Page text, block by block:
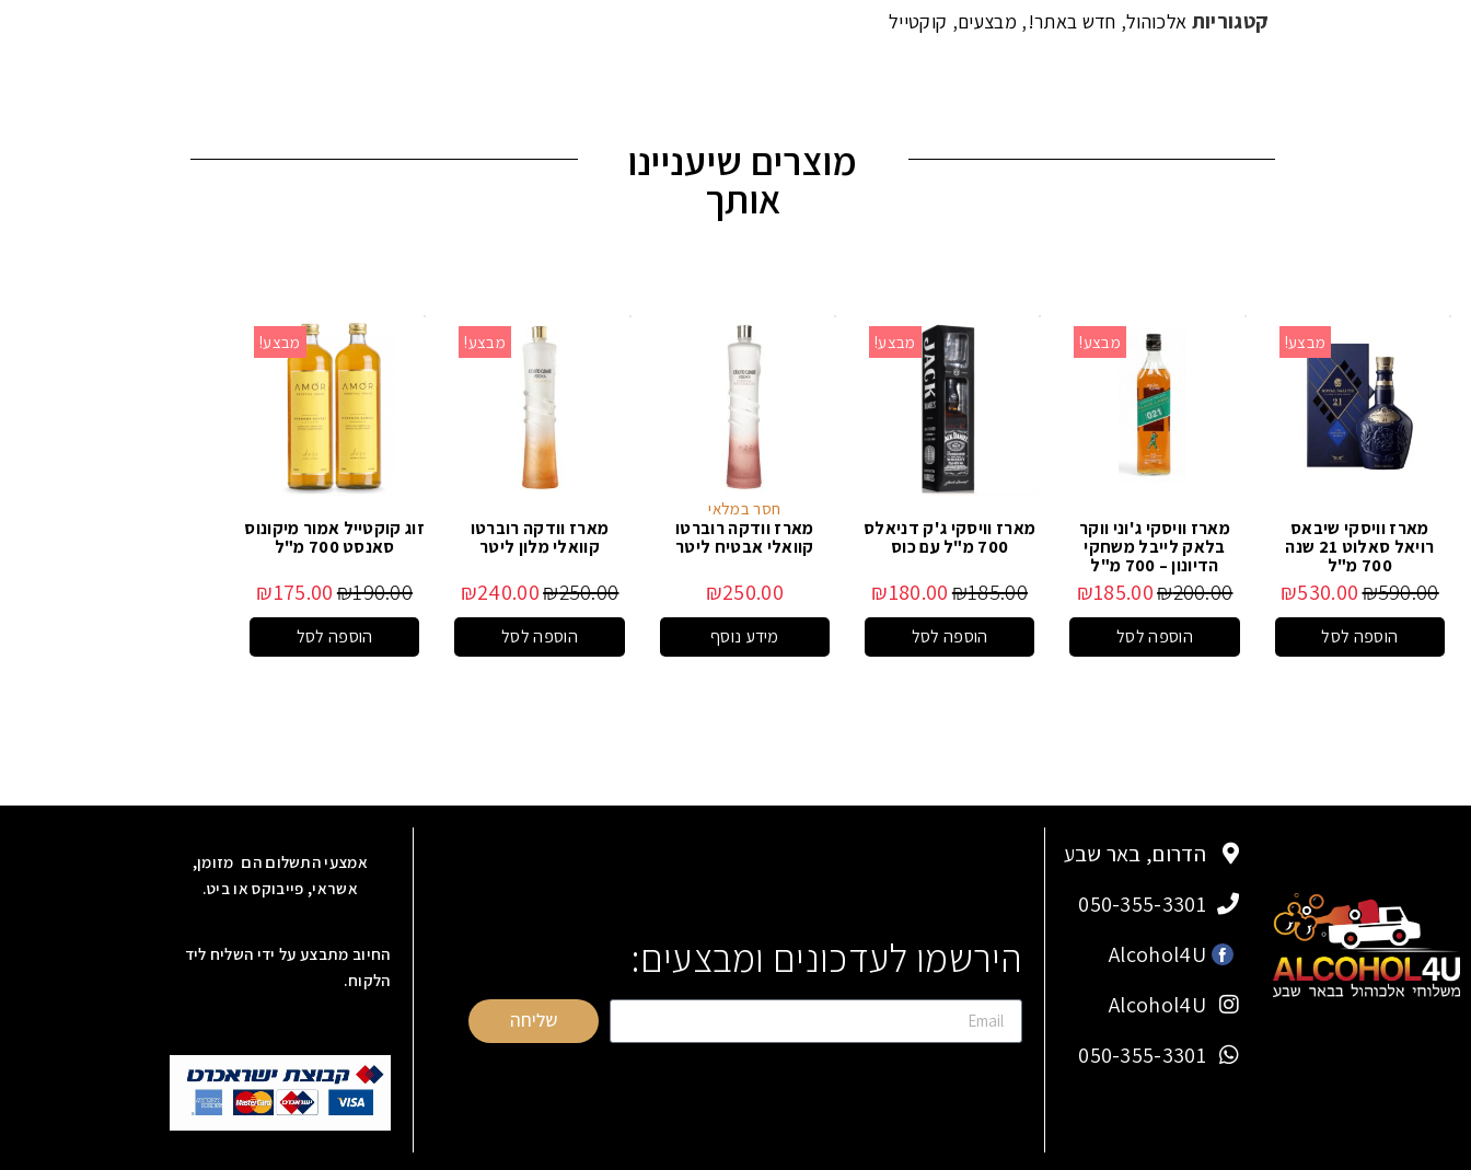
קטגוריות אלכוהול, חדש באתר!, מבצעים, קוקטייל
מוצרים שיעניינו
אותך
מבצע!
מארז וויסקי שיבאס
רויאל סאלוט 21 שנה
700 מ"ל
₪590.00
₪530.00
הוספה לסל
מבצע!
מארז וויסקי ג'וני ווקר
בלאק לייבל משחקי
הדיונון – 700 מ"ל
₪200.00
₪185.00
הוספה לסל
מבצע!
מארז וויסקי ג'ק דניאלס
700 מ"ל עם כוס
₪185.00
₪180.00
הוספה לסל
חסר במלאי
מארז וודקה רוברטו
קוואלי אבטיח ליטר
₪250.00
מידע נוסף
מבצע!
מארז וודקה רוברטו
קוואלי מלון ליטר
₪250.00
₪240.00
הוספה לסל
מבצע!
זוג קוקטייל אמור מיקונוס
סאנסט 700 מ"ל
₪190.00
₪175.00
הוספה לסל
הדרום, באר שבע
050-355-3301
Alcohol4U
Alcohol4U
050-355-3301
הירשמו לעדכונים ומבצעים:
שליחה
אמצעי התשלום הם מזומן,
אשראי, פייבוקס או ביט.
החיוב מתבצע על ידי השליח ליד
הלקוח.